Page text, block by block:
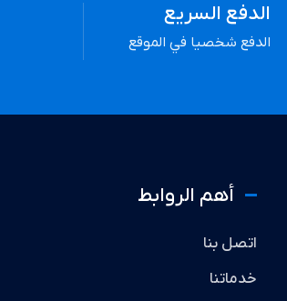
الدفع السريع
الدفع شخصيا في الموقع
أهم الروابط
اتصل بنا
خدماتنا